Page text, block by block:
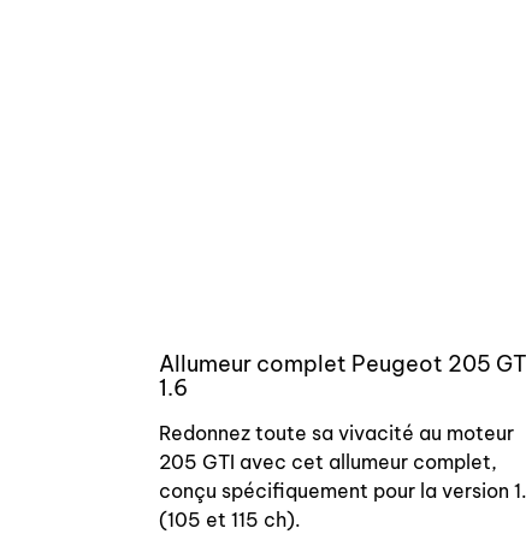
Allumeur complet Peugeot 205
1.6
Redonnez toute sa vivacité au moteur
205 GTI avec cet allumeur complet,
conçu spécifiquement pour la version
(105 et 115 ch).